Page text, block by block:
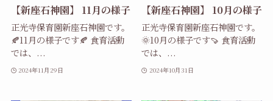
【新座石神園】 11月の様子
正光寺保育園新座石神園です。
🍂11月の様子です🍂 食育活動
では、...
2024年11月29日
【新座石神園】 10月の様子
正光寺保育園新座石神園です。
🌞10月の様子です🍠 食育活動
では、...
2024年10月31日